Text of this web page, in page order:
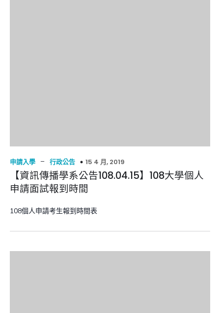
申請入學 – 行政公告 15 4 月, 2019
【資訊傳播學系公告108.04.15】108大學個人
申請面試報到時間
108個人申請考生報到時間表